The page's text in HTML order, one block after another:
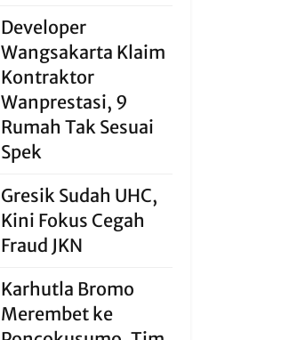
Developer
Wangsakarta Klaim
Kontraktor
Wanprestasi, 9
Rumah Tak Sesuai
Spek
Gresik Sudah UHC,
Kini Fokus Cegah
Fraud JKN
Karhutla Bromo
Merembet ke